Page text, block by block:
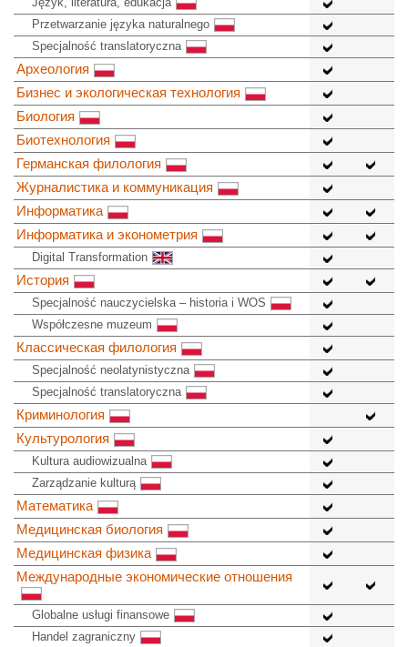
Przetwarzanie języka naturalnego
Specjalność translatoryczna
Археология
Бизнес и экологическая технология
Биология
Биотехнология
Германская филология
Журналистика и коммуникация
Информатика
Информатика и эконометрия
Digital Transformation
История
Specjalność nauczycielska – historia i WOS
Współczesne muzeum
Классическая филология
Specjalność neolatynistyczna
Specjalność translatoryczna
Криминология
Культурология
Kultura audiowizualna
Zarządzanie kulturą
Математика
Медицинская биология
Медицинская физика
Международные экономические отношения
Globalne usługi finansowe
Handel zagraniczny